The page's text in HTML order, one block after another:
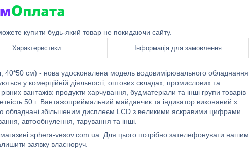
купити будь-який товар не покидаючи сайту.
Характеристики Інформація для замовлення
40*50 см) - нова удосконалена модель водовимірювального обладнання
у комерційній діяльності, оптових складах, промислових та
вантажів: продукти харчування, будматеріали та інші групи товарів
50 г. Вантажоприймальний майданчик та індикатор виконаний з
обладнані збільшеним дисплеєм LCD з великими яскравими цифрами.
автообнулення, тарування та інші.
магазині sphera-vesov.com.ua. Для цього потрібно зателефонувати нашим
заявку власноруч.